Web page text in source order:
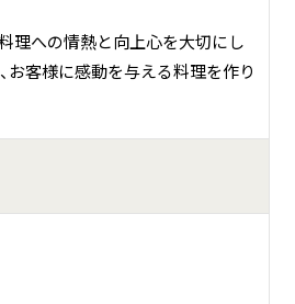
料理への情熱と向上心を大切にし
お客様に感動を与える料理を作り